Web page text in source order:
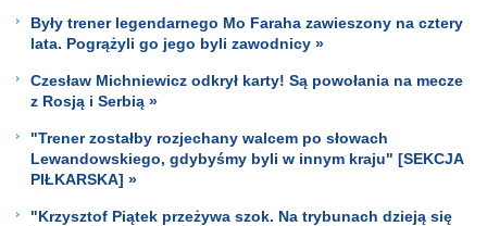
Były trener legendarnego Mo Faraha zawieszony na cztery
lata. Pogrążyli go jego byli zawodnicy »
Czesław Michniewicz odkrył karty! Są powołania na mecze
z Rosją i Serbią »
"Trener zostałby rozjechany walcem po słowach
Lewandowskiego, gdybyśmy byli w innym kraju" [SEKCJA
PIŁKARSKA] »
"Krzysztof Piątek przeżywa szok. Na trybunach dzieją się